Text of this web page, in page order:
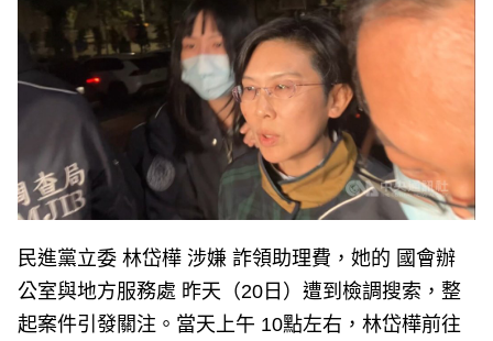
民進黨立委 林岱樺 涉嫌 詐領助理費，她的 國會辦
公室與地方服務處 昨天（20日）遭到檢調搜索，整
起案件引發關注。當天上午 10點左右，林岱樺前往